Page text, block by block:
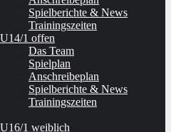
Spielberichte & News
Trainingszeiten
U14/1 offen
Das Team
Spielplan
Anschreibeplan
Spielberichte & News
Trainingszeiten
U16/1 weiblich